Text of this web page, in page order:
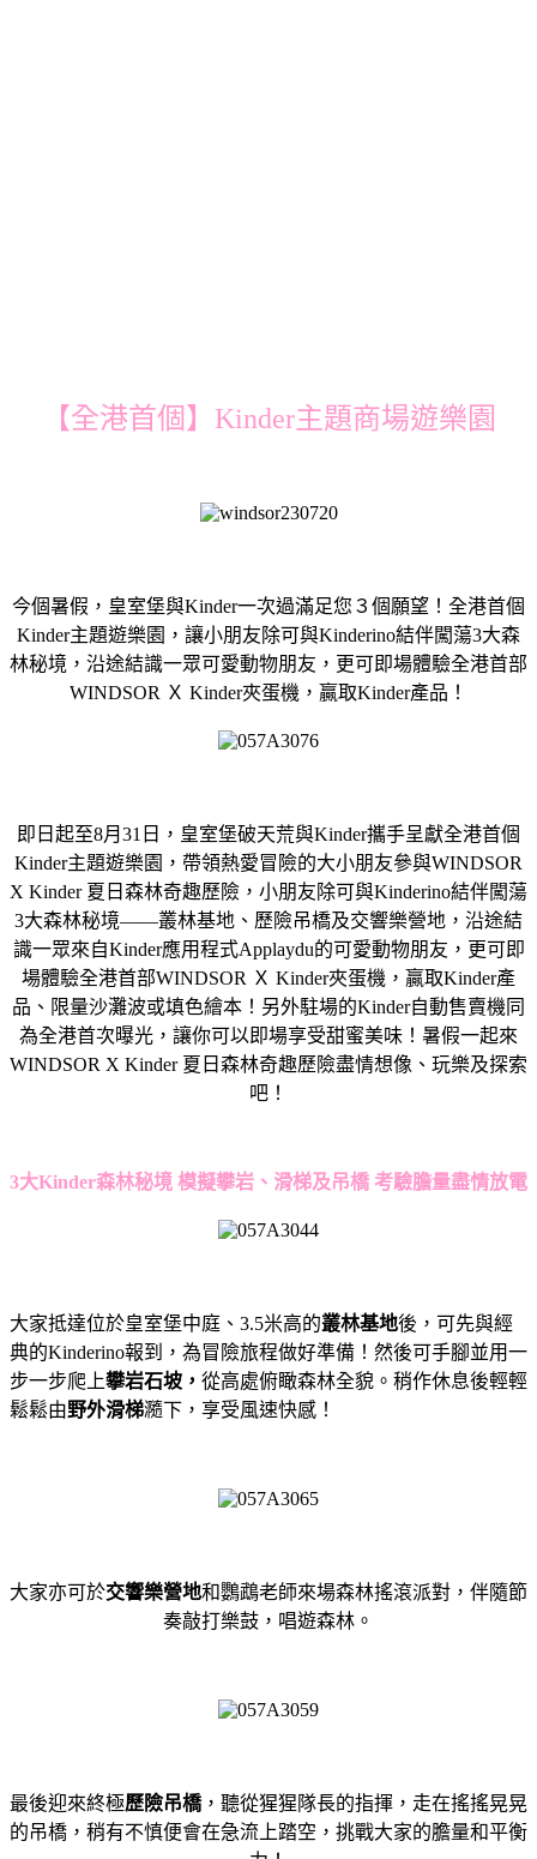
【全港首個】Kinder主題商場遊樂園
今個暑假，皇室堡與Kinder一次過滿足您３個願望！全港首個
Kinder主題遊樂園，讓小朋友除可與Kinderino結伴闖蕩3大森
林秘境，沿途結識一眾可愛動物朋友，更可即場體驗全港首部
WINDSOR Ｘ Kinder夾蛋機，贏取Kinder產品！
即日起至8月31日，皇室堡破天荒與Kinder攜手呈獻全港首個
Kinder主題遊樂園，帶領熱愛冒險的大小朋友參與WINDSOR
X Kinder 夏日森林奇趣歷險，小朋友除可與Kinderino結伴闖蕩
3大森林秘境——叢林基地、歷險吊橋及交響樂營地，沿途結
識一眾來自Kinder應用程式Applaydu的可愛動物朋友，更可即
場體驗全港首部WINDSOR Ｘ Kinder夾蛋機，贏取Kinder產
品、限量沙灘波或填色繪本！另外駐場的Kinder自動售賣機同
為全港首次曝光，讓你可以即場享受甜蜜美味！暑假一起來
WINDSOR X Kinder 夏日森林奇趣歷險盡情想像、玩樂及探索
吧！
3大Kinder森林秘境 模擬攀岩、滑梯及吊橋 考驗膽量盡情放電
大家抵達位於皇室堡中庭、3.5米高的叢林基地後，可先與經
典的Kinderino報到，為冒險旅程做好準備！然後可手腳並用一
步一步爬上攀岩石坡， 從高處俯瞰森林全貌。稍作休息後輕輕
鬆鬆由野外滑梯瀡下，享受風速快感！
大家亦可於交響樂營地和鸚鵡老師來場森林搖滾派對，伴隨節
奏敲打樂鼓，唱遊森林。
最後迎來終極歷險吊橋，聽從猩猩隊長的指揮，走在搖搖晃晃
的吊橋，稍有不慎便會在急流上踏空，挑戰大家的膽量和平衡